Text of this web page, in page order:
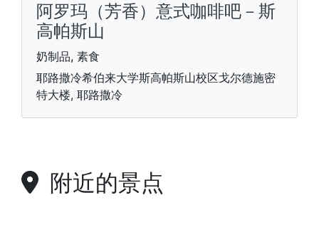
阿罗玛（芳香）意式咖啡吧－斯
高帕斯山
奶制品, 素食
耶路撒冷希伯来大学斯高帕斯山校区戈尔德施密
特大楼, 耶路撒冷
附近的景点